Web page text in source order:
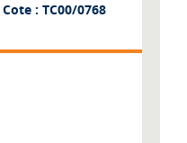
: TC00/0768